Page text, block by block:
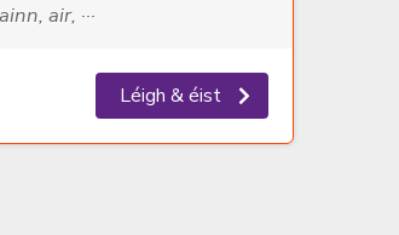
air, ···
Léigh & éist